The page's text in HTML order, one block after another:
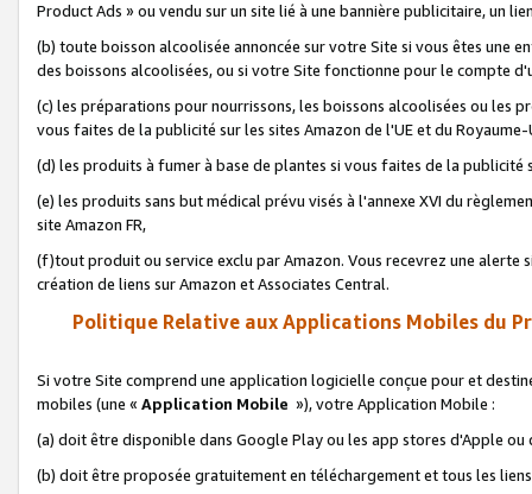
Product Ads » ou vendu sur un site lié à une bannière publicitaire, un
(b) toute boisson alcoolisée annoncée sur votre Site si vous êtes une
des boissons alcoolisées, ou si votre Site fonctionne pour le compte
(c) les préparations pour nourrissons, les boissons alcoolisées ou les
vous faites de la publicité sur les sites Amazon de l'UE et du Royaume-
(d) les produits à fumer à base de plantes si vous faites de la publicité
(e) les produits sans but médical prévu visés à l'annexe XVI du
site Amazon FR,
(f)tout produit ou service exclu par Amazon. Vous recevrez une alerte
création de liens sur Amazon et Associates Central.
Politique Relative aux Applications Mobiles du
Si votre Site comprend une application logicielle conçue pour et
mobiles (une « Application Mobile »), votre Application Mobile :
(a) doit être disponible dans Google Play ou les app stores d'Apple ou
(b) doit être proposée gratuitement en téléchargement et tous les